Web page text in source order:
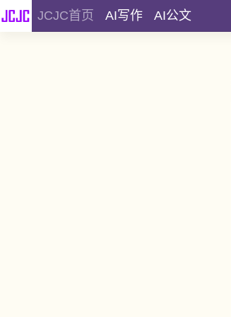
JCJC首页 AI写作 AI公文